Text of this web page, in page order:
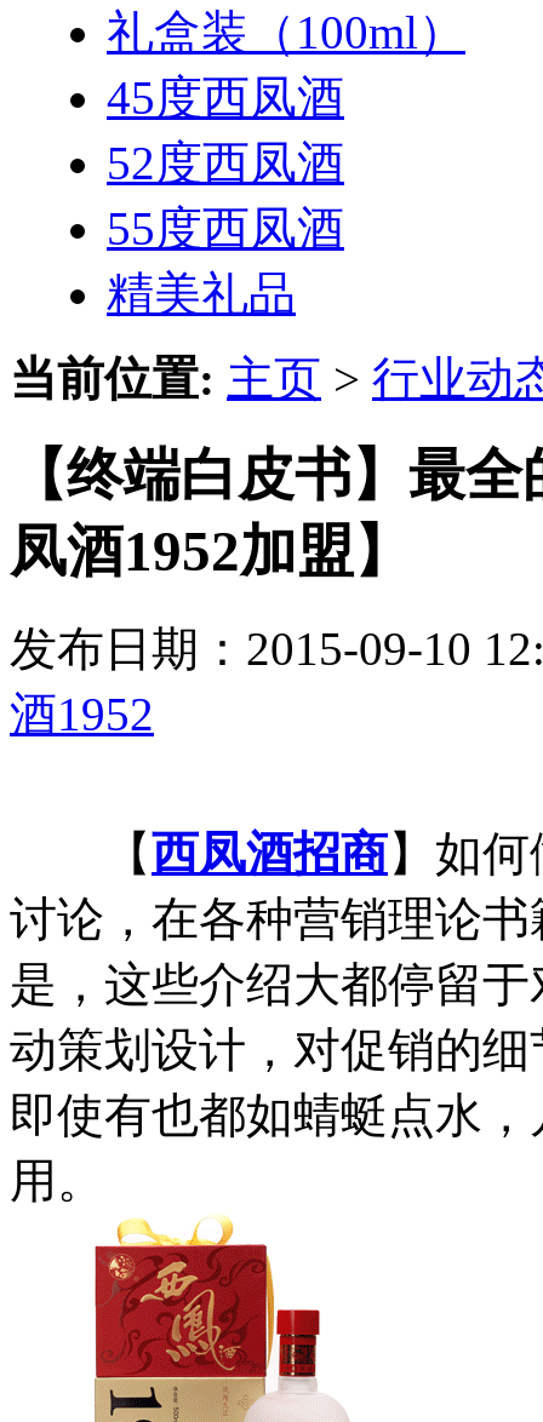
礼盒装（100ml）
45度西凤酒
52度西凤酒
55度西凤酒
精美礼品
当前位置: 主页 > 行业动
【终端白皮书】最
凤酒1952加盟】
发布日期：2015-09-10
酒1952
【西凤酒招商】如
讨论，在各种营销理论
是，这些介绍大都停留
动策划设计，对促销的
即使有也都如蜻蜓点水
用。